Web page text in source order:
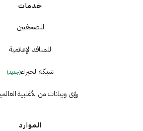
خدمات
للصحفيين
للمنافذ الإعلامية
شبكة الخبراء(جديد)
رؤى وبيانات من الأغلبية
الموارد